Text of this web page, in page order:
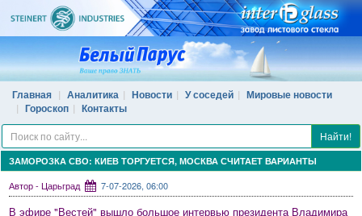
Главная Аналитика Новости У соседей
Мировые новости
Гороскоп
Контакты
Найти!
ЗАМОРОЗКА СВО: КИЕВ ТОРГУЕТСЯ, МОСКВА СЧИТАЕТ ВАРИАНТЫ
Автор - Царьград 7-07-2026, 06:00
В эфире "Вестей" вышло большое интервью президента Владимира